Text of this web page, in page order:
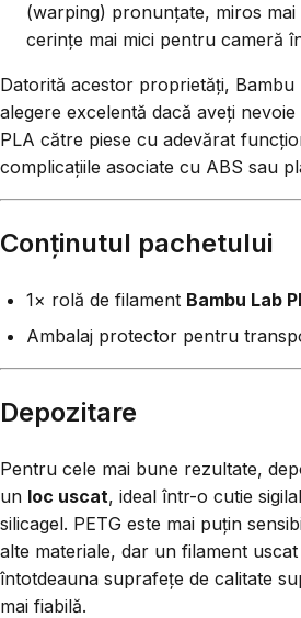
(warping) pronunțate, miros
cerințe mai mici pentru cameră
Datorită acestor proprietăți, Bambu
alegere excelentă dacă aveți
PLA către piese cu adevărat
complicațiile asociate cu ABS sau
Conținutul pachetului
1× rolă de filament Bambu Lab
Ambalaj protector pentru
Depozitare
Pentru cele mai bune rezultate,
un loc uscat, ideal într-o cutie
silicagel. PETG este mai puțin
alte materiale, dar un filament
întotdeauna suprafețe de calitate
mai fiabilă.